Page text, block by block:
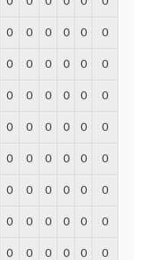
0 0 0 0 0 0
0 0 0 0 0 0
0 0 0 0 0 0
0 0 0 0 0 0
0 0 0 0 0 0
0 0 0 0 0 0
0 0 0 0 0 0
0 0 0 0 0 0